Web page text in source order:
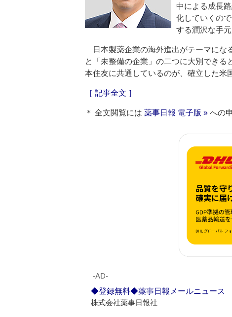
中による成長
化していくの
する潤沢な手
日本製薬企業の海外進出がテーマにな
と「未整備の企業」の二つに大別できる
本住友に共通しているのが、確立した米
［ 記事全文 ］
＊ 全文閲覧には 薬事日報 電子版 » への
‐AD‐
◆登録無料◆薬事日報メールニュース
株式会社薬事日報社